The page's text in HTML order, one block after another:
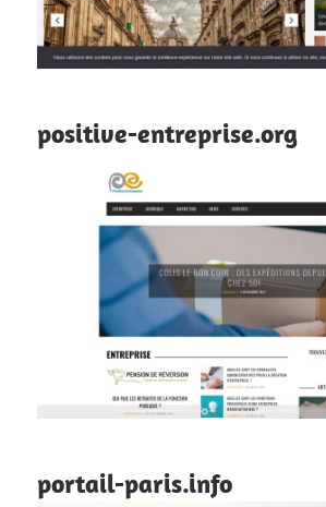
positive-entreprise.org
portail-paris.info